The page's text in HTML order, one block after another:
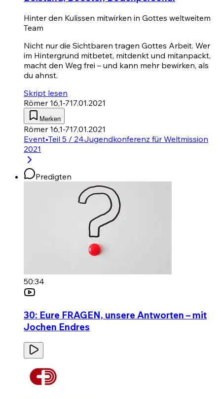
Hinter den Kulissen mitwirken in Gottes weltweitem
Team
Nicht nur die Sichtbaren tragen Gottes Arbeit. Wer
im Hintergrund mitbetet, mitdenkt und mitanpackt,
macht den Weg frei – und kann mehr bewirken, als
du ahnst.
Skript lesen
Römer 16,1-717.01.2021
Merken
Römer 16,1-717.01.2021
Event•Teil 5 / 24Jugendkonferenz für Weltmission
2021
Predigten
50:34
30: Eure FRAGEN, unsere Antworten – mit
Jochen Endres